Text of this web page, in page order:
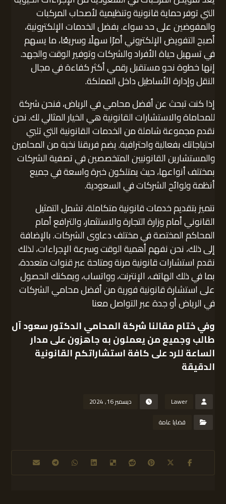
التي توفر حماية قانونية وتنظيمية لأصحاب المركبات
والمفوضين على حد سواء. بفضل الخدمات الإلكترونية،
أصبح التفويض الإلكتروني أمرًا سهلًا وسريعًا، ما يسهم
في تسهيل حياة الأفراد والشركات وتوفير الوقت والجهد.
إنها خطوة نحو مستقبل رقمي أكثر كفاءة في مجال
النقل وإدارة الأساطيل داخل المملكة.
إذا كنت تبحث عن أفضل محامي في الرياض، فنحن شركة
للمحاماة والاستشارات القانونية هي الخيار المثالي لك. نحن
نقدم مجموعة شاملة من الخدمات القانونية التي تلبي
احتياجاتك بفعالية واحترافية. يضم فريقنا نخبة من المحامين
والمستشارين القانونيين المتخصصين في تصفية الشركات
بمختلف أنواعها، حيث يمتلكون خبرة واسعة في جميع
أنظمة ولوائح الشركات في السعودية.
نتميز بتقديم خدمات قانونية متكاملة، تشمل التمثيل
القانوني أمام وزارة التجارة والاستثمار، والترافع أمام
المحاكم المختصة في مختلف دعاوى الشركات. بالإضافة
إلى ذلك، نحن نفهم أهمية الوقت وسرعة الإجراءات، لذلك
نقدم استشارات قانونية مرنة ومتاحة عبر قنوات متعددة،
بما في ذلك الهاتف، الإنترنت، وواتساب، ويمكنك الحصول
على استشارة قانونية فورية من أفضل محامي الشركات
في الرياض أو جدة عبر التواصل معنا
وفي ختام مقالنا شركة المحامي الدكتور سعود آل
طالبوجميع من يعملون به جاهزون على مدار
الساعة للرد على كافة استشاراتكم القانونية
الدقيقة
Lawer
ديسمبر 16, 2024
قضايا عامة